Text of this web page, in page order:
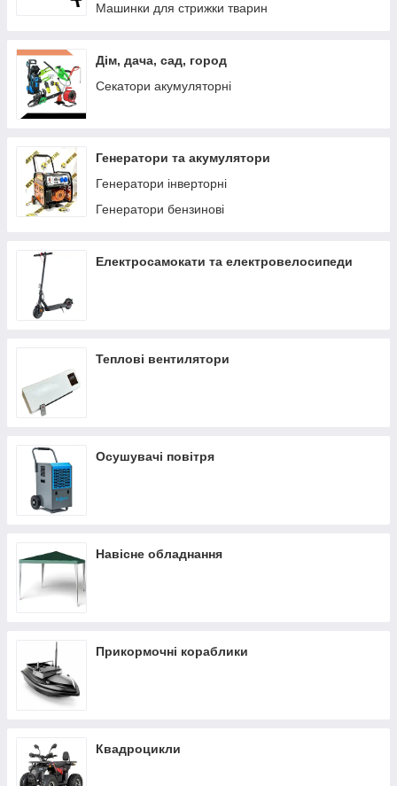
Машинки для стрижки тварин
Дім, дача, сад, город
Секатори акумуляторні
Генератори та акумулятори
Генератори інверторні
Генератори бензинові
Електросамокати та електровелосипеди
Теплові вентилятори
Осушувачі повітря
Навісне обладнання
Прикормочні кораблики
Квадроцикли